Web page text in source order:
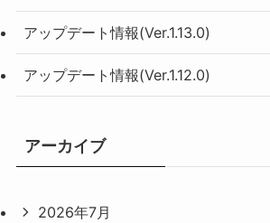
アップデート情報(Ver.1.13.0)
アップデート情報(Ver.1.12.0)
アーカイブ
2026年7月